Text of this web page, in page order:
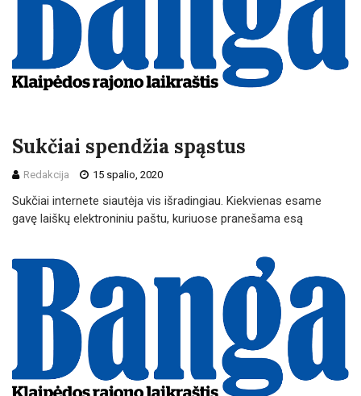
Sukčiai spendžia spąstus
Redakcija 15 spalio, 2020
Sukčiai internete siautėja vis išradingiau. Kiekvienas esame
gavę laiškų elektroniniu paštu, kuriuose pranešama esą